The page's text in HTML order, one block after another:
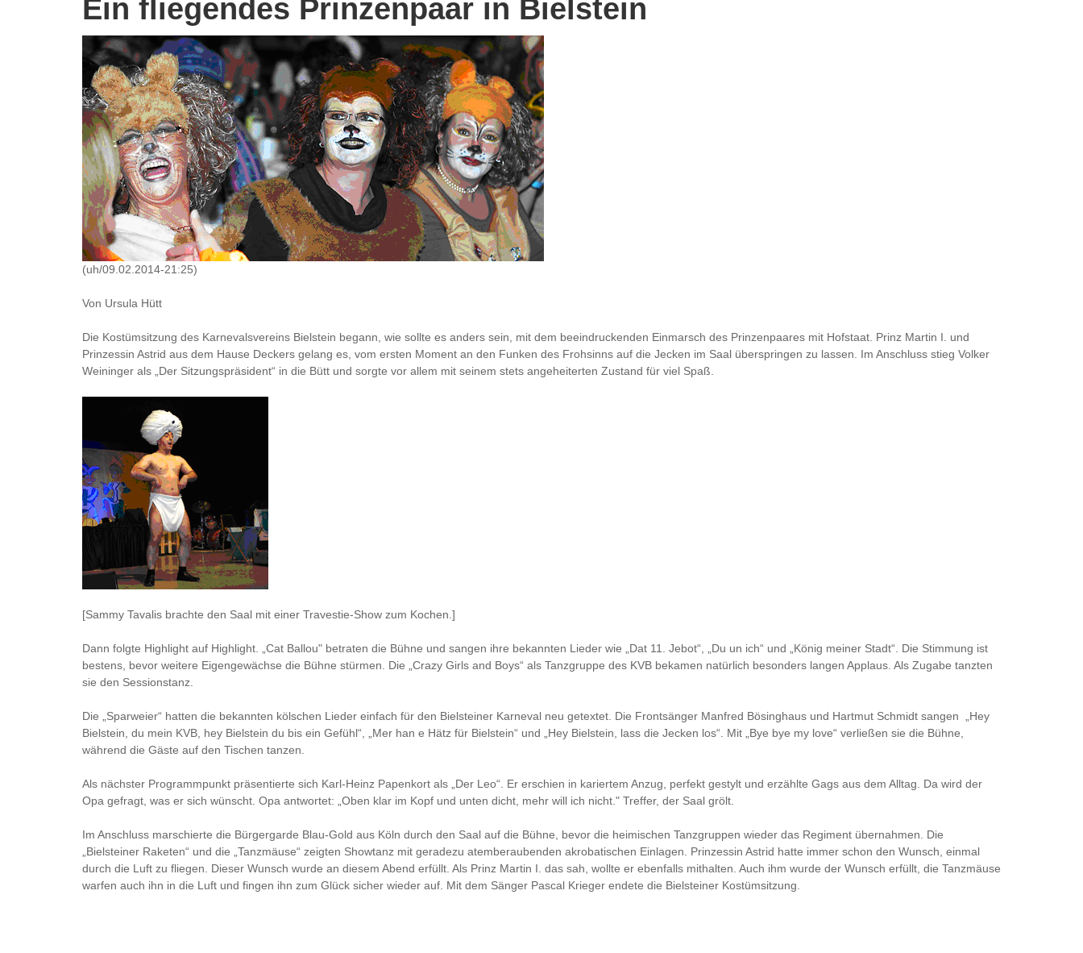
Ein fliegendes Prinzenpaar in Bielstein
(uh/09.02.2014-21:25)
Von Ursula Hütt
Die Kostümsitzung des Karnevalsvereins Bielstein begann, wie sollte es anders sein, mit dem beeindruckenden Einmarsch des Prinzenpaares mit Hofstaat. Prinz Martin I. und
Prinzessin Astrid aus dem Hause Deckers gelang es, vom ersten Moment an den Funken des Frohsinns auf die Jecken im Saal überspringen zu lassen. Im Anschluss stieg Volker
Weininger als „Der Sitzungspräsident“ in die Bütt und sorgte vor allem mit seinem stets angeheiterten Zustand für viel Spaß.
[Sammy Tavalis brachte den Saal mit einer Travestie-Show zum Kochen.]
Dann folgte Highlight auf Highlight. „Cat Ballou" betraten die Bühne und sangen ihre bekannten Lieder wie „Dat 11. Jebot“, „Du un ich“ und „König meiner Stadt“. Die Stimmung ist
bestens, bevor weitere Eigengewächse die Bühne stürmen. Die „Crazy Girls and Boys“ als Tanzgruppe des KVB bekamen natürlich besonders langen Applaus. Als Zugabe tanzten
sie den Sessionstanz.
Die „Sparweier“ hatten die bekannten kölschen Lieder einfach für den Bielsteiner Karneval neu getextet. Die Frontsänger Manfred Bösinghaus und Hartmut Schmidt sangen „Hey
Bielstein, du mein KVB, hey Bielstein du bis ein Gefühl“, „Mer han e Hätz für Bielstein“ und „Hey Bielstein, lass die Jecken los“. Mit „Bye bye my love“ verließen sie die Bühne,
während die Gäste auf den Tischen tanzen.
Als nächster Programmpunkt präsentierte sich Karl-Heinz Papenkort als „Der Leo“. Er erschien in kariertem Anzug, perfekt gestylt und erzählte Gags aus dem Alltag. Da wird der
Opa gefragt, was er sich wünscht. Opa antwortet: „Oben klar im Kopf und unten dicht, mehr will ich nicht." Treffer, der Saal grölt.
Im Anschluss marschierte die Bürgergarde Blau-Gold aus Köln durch den Saal auf die Bühne, bevor die heimischen Tanzgruppen wieder das Regiment übernahmen. Die
„Bielsteiner Raketen“ und die „Tanzmäuse“ zeigten Showtanz mit geradezu atemberaubenden akrobatischen Einlagen. Prinzessin Astrid hatte immer schon den Wunsch, einmal
durch die Luft zu fliegen. Dieser Wunsch wurde an diesem Abend erfüllt. Als Prinz Martin I. das sah, wollte er ebenfalls mithalten. Auch ihm wurde der Wunsch erfüllt, die Tanzmäuse
warfen auch ihn in die Luft und fingen ihn zum Glück sicher wieder auf. Mit dem Sänger Pascal Krieger endete die Bielsteiner Kostümsitzung.